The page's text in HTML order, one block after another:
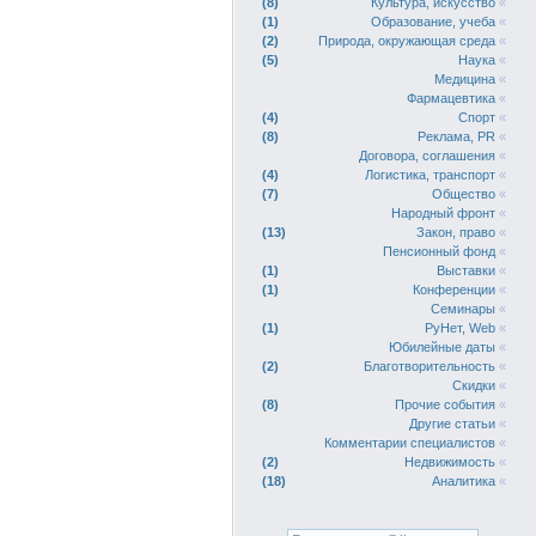
1
Образование, учеба «
2
Природа, окружающая среда «
5
Наука «
Медицина «
Фармацевтика «
4
Спорт «
8
Реклама, PR «
Договора, соглашения «
4
Логистика, транспорт «
7
Общество «
Народный фронт «
13
Закон, право «
Пенсионный фонд «
1
Выставки «
1
Конференции «
Семинары «
1
РуНет, Web «
Юбилейные даты «
2
Благотворительность «
Скидки «
8
Прочие события «
Другие статьи «
Комментарии специалистов «
2
Недвижимость «
18
Аналитика «